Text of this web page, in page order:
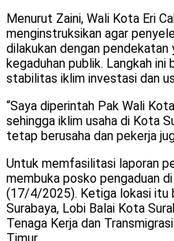
Menurut Zaini, Wali Kota Eri
menginstruksikan agar
dilakukan dengan
kegaduhan publik. Langkah
stabilitas iklim investasi dan
“Saya diperintah Pak Wali
sehingga iklim usaha di Kota
tetap berusaha dan pekerja
Untuk memfasilitasi laporan
membuka posko pengaduan
(17/4/2025). Ketiga lokasi itu
Surabaya, Lobi Balai Kota
Tenaga Kerja dan